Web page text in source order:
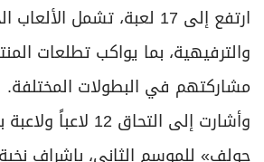
ارتفع إلى 17 لعبة، تشمل
والترفيهية، بما يواكب تطلعات
مشاركتهم في البطولات المختلفة.
وأشارت إلى التحاق 12
جولف» للموسم الثاني، بإشراف